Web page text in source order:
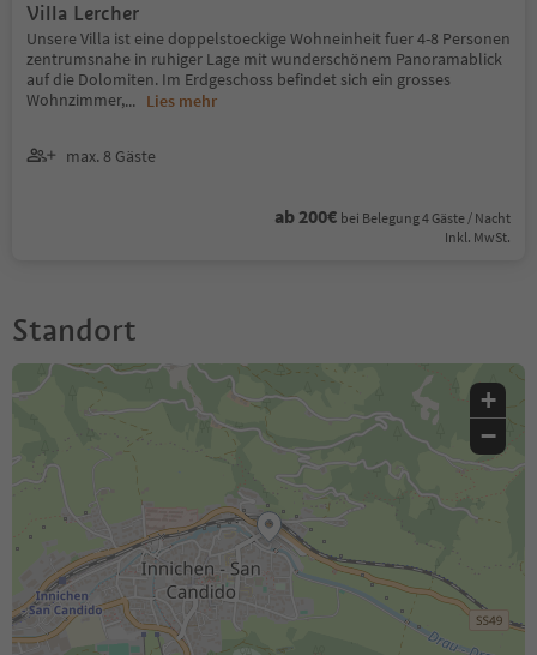
Villa Lercher
Unsere Villa ist eine doppelstoeckige Wohneinheit fuer 4-8 Personen
zentrumsnahe in ruhiger Lage mit wunderschönem Panoramablick
auf die Dolomiten. Im Erdgeschoss befindet sich ein grosses
Wohnzimmer,... Lies mehr
max. 8 Gäste
ab 200€ bei Belegung 4 Gäste / Nacht
Inkl. MwSt.
Standort
+
−